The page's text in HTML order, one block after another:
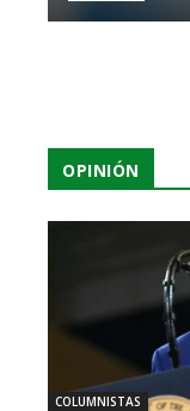
OPINIÓN
COLUMNISTAS